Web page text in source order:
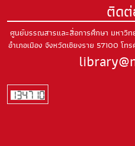
ติดต่
ศูนย์บรรณสารและสื่อการศึกษา มหาวิ
อำเภอเมือง จังหวัดเชียงราย 57100 โท